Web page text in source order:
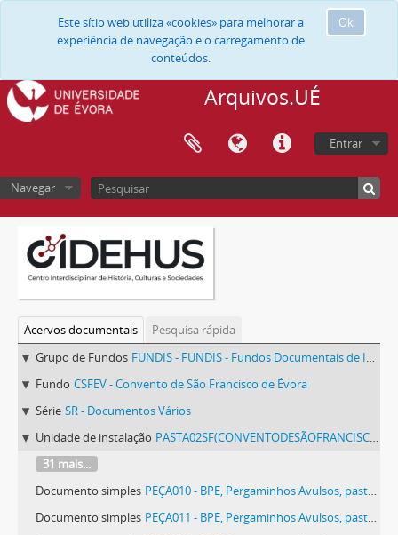
Ok
Este sítio web utiliza «cookies» para melhorar a
experiência de navegação e o carregamento de
conteúdos.
Arquivos.UÉ
Entrar
Navegar
Acervos documentais
Pesquisa rápida
Grupo de Fundos FUNDIS - FUNDIS - Fundos Documentais de Instituições do Sul
Fundo CSFEV - Convento de São Francisco de Évora
Série SR - Documentos Vários
Unidade de instalação PASTA02SF(CONVENTODESÃOFRANCISCODEÉVORA) - Pergaminhos Avulsos, pasta 02 SF (Convento de São Francisco de Évora).
31 mais...
Documento simples PEÇA010 - BPE, Pergaminhos Avulsos, pasta 02 SF (Convento de São Francisco de Évora), peça 010
Documento simples PEÇA011 - BPE, Pergaminhos Avulsos, pasta 02 SF (Convento de São Francisco de Évora), peça 011